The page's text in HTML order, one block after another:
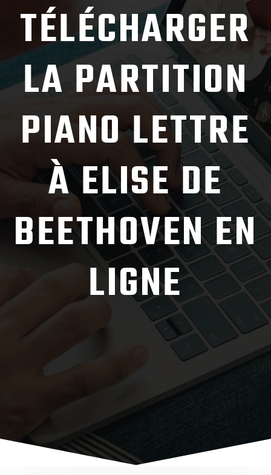
TÉLÉCHARGER
LA PARTITION
PIANO LETTRE
À ELISE DE
BEETHOVEN EN
LIGNE